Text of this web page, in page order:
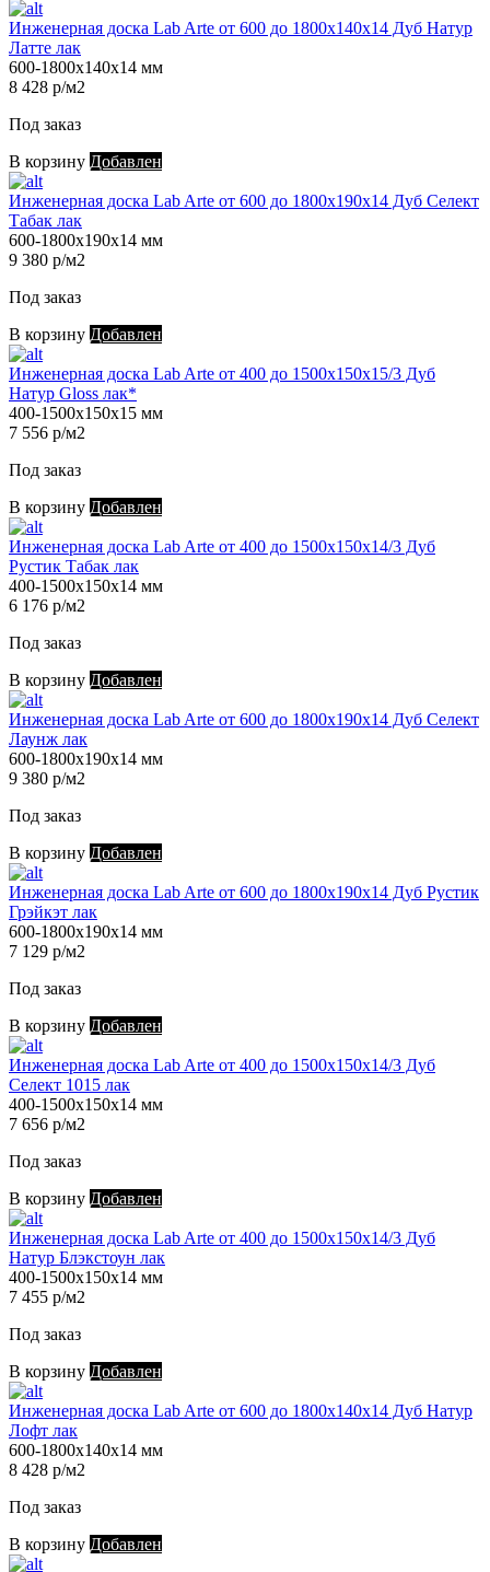
Инженерная доска Lab Arte от 600 до 1800х140х14 Дуб Натур
Латте лак
600-1800х140х14 мм
8 428 р/м2
Под заказ
В корзину Добавлен
Инженерная доска Lab Arte от 600 до 1800х190х14 Дуб Селект
Табак лак
600-1800х190х14 мм
9 380 р/м2
Под заказ
В корзину Добавлен
Инженерная доска Lab Arte от 400 до 1500х150х15/3 Дуб
Натур Gloss лак*
400-1500х150х15 мм
7 556 р/м2
Под заказ
В корзину Добавлен
Инженерная доска Lab Arte от 400 до 1500х150х14/3 Дуб
Рустик Табак лак
400-1500х150х14 мм
6 176 р/м2
Под заказ
В корзину Добавлен
Инженерная доска Lab Arte от 600 до 1800х190х14 Дуб Селект
Лаунж лак
600-1800х190х14 мм
9 380 р/м2
Под заказ
В корзину Добавлен
Инженерная доска Lab Arte от 600 до 1800х190х14 Дуб Рустик
Грэйкэт лак
600-1800х190х14 мм
7 129 р/м2
Под заказ
В корзину Добавлен
Инженерная доска Lab Arte от 400 до 1500х150х14/3 Дуб
Селект 1015 лак
400-1500х150х14 мм
7 656 р/м2
Под заказ
В корзину Добавлен
Инженерная доска Lab Arte от 400 до 1500х150х14/3 Дуб
Натур Блэкстоун лак
400-1500х150х14 мм
7 455 р/м2
Под заказ
В корзину Добавлен
Инженерная доска Lab Arte от 600 до 1800х140х14 Дуб Натур
Лофт лак
600-1800х140х14 мм
8 428 р/м2
Под заказ
В корзину Добавлен